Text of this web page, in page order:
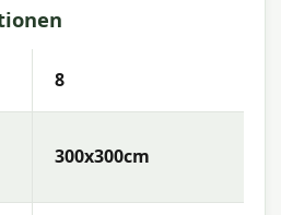
Lumen
Carbon Black
8
300x300cm